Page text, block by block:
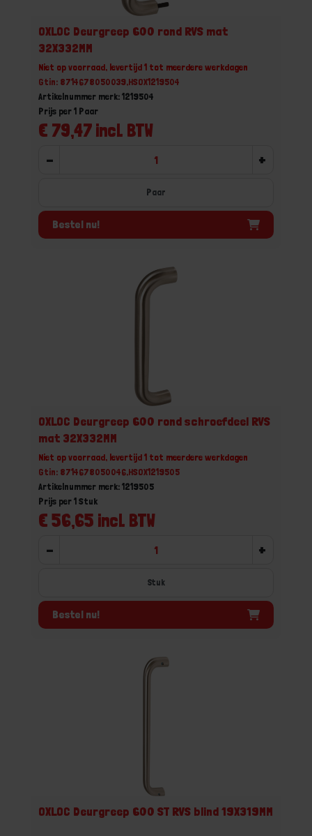
OXLOC Deurgreep 600 rond RVS mat
32X332MM
Niet op voorraad, levertijd 1 tot meerdere werkdagen
Gtin: 8714678050039,HSOX1219504
Artikelnummer merk: 1219504
€ 79,47 incl. BTW
Prijs per 1 Paar
- +
Paar
Bestel nu!
OXLOC Deurgreep 600 rond schroefdeel RVS
mat 32X332MM
Niet op voorraad, levertijd 1 tot meerdere werkdagen
Gtin: 8714678050046,HSOX1219505
Artikelnummer merk: 1219505
€ 56,65 incl. BTW
Prijs per 1 Stuk
- +
Stuk
Bestel nu!
OXLOC Deurgreep 600 ST RVS blind 19X319MM